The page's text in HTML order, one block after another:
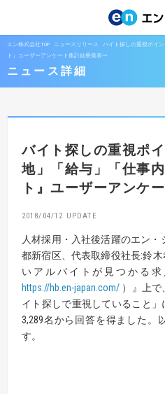
エン株式会社TOP ニュースリリース
バイト探しの重視ポイ
ト』ユーザーアンケート集計結果発表ー
ニュース詳細
バイト探しの重視ポ
地」「給与」「仕事
ト』ユーザーアンケ
2018/04/12
人材採用・入社後活躍のエン
都新宿区、代表取締役社長:鈴
いアルバイトが見つかる
https://hb.en-japan.com/ ）』上
イト探しで重視していること」
3,289名から回答を得ました。
す。